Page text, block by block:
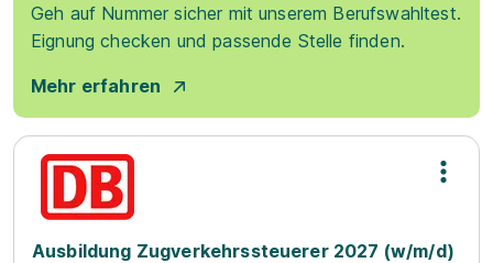
Geh auf Nummer sicher mit unserem Berufswahltest.
Eignung checken und passende Stelle finden.
Mehr erfahren
Ausbildung Zugverkehrssteuerer 2027 (w/m/d)